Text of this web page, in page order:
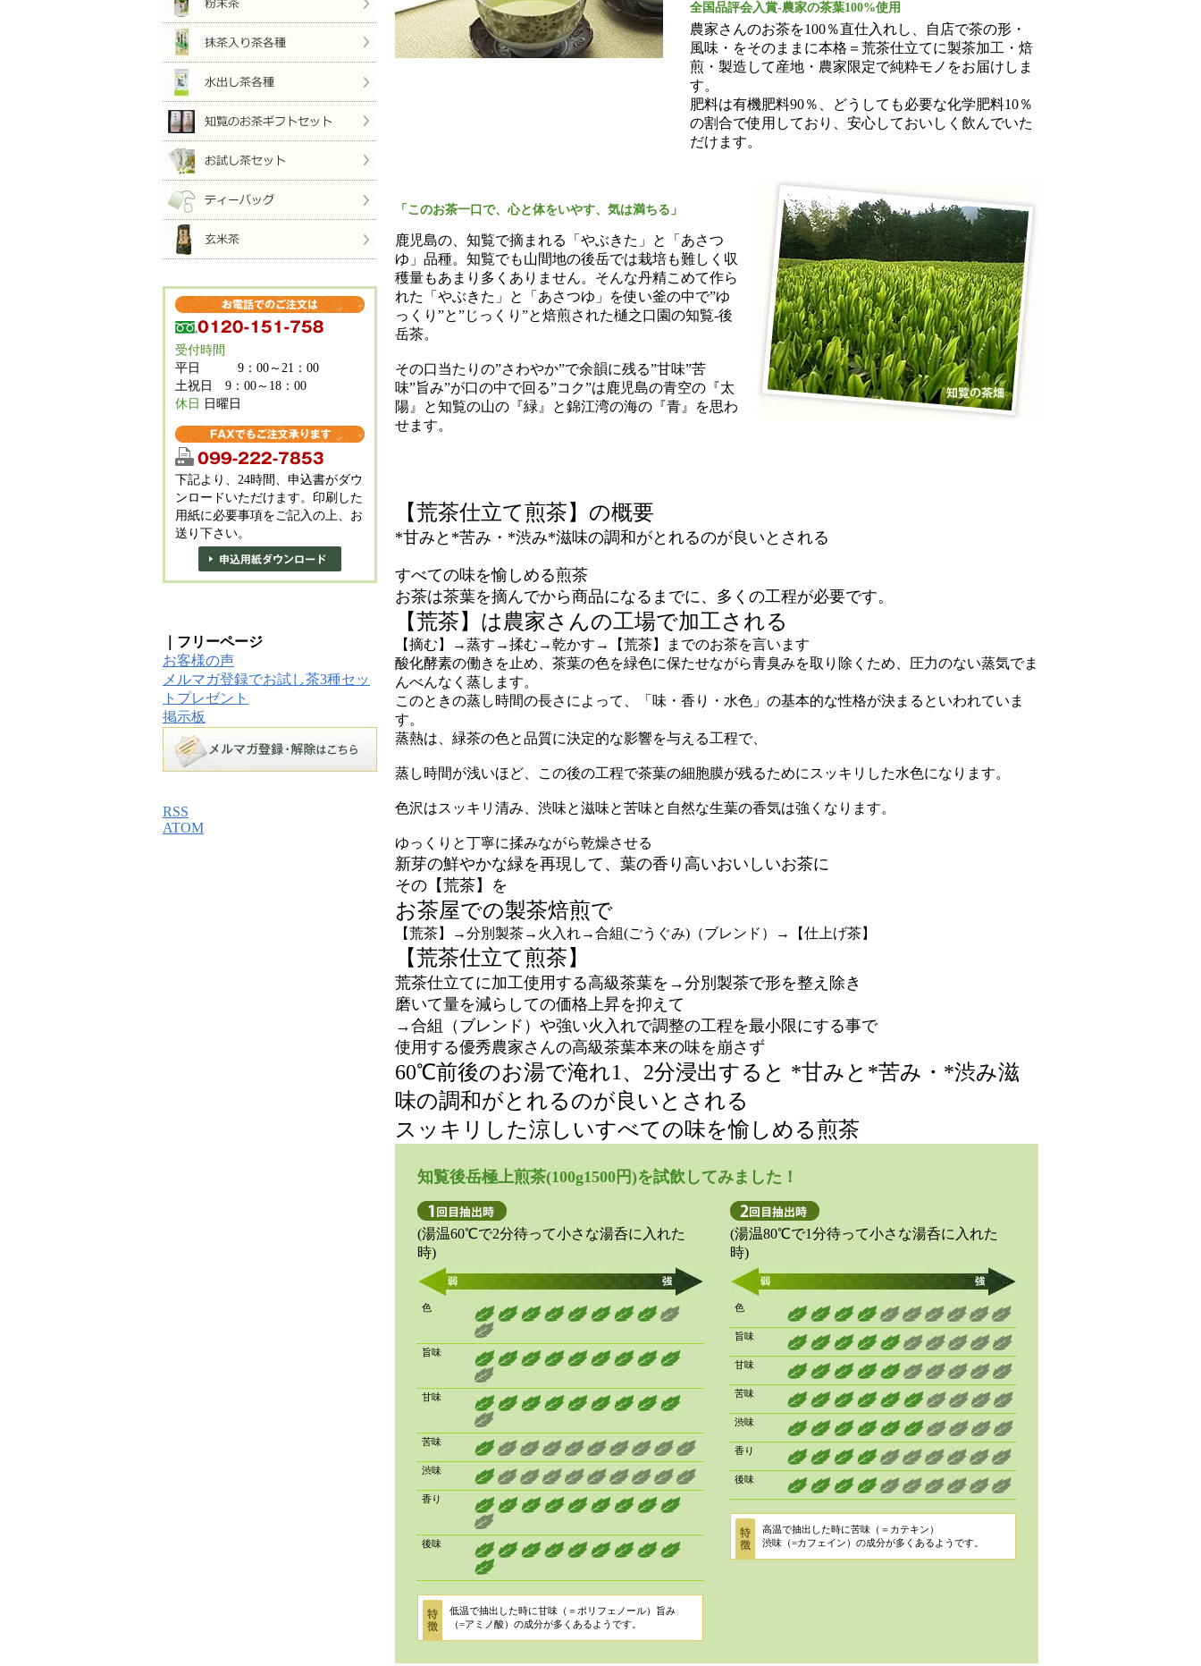
受付時間
平日 9：00～21：00
土祝日 9：00～18：00
休日 日曜日
下記より、24時間、申込書がダウ
ンロードいただけます。印刷した
用紙に必要事項をご記入の上、お
送り下さい。
｜フリーページ
お客様の声
メルマガ登録でお試し茶3種セッ
トプレゼント
掲示板
RSS
ATOM
全国品評会入賞-農家の茶葉100%使用
農家さんのお茶を100％直仕入れし、自店で茶の形・
風味・をそのままに本格＝荒茶仕立てに製茶加工・焙
煎・製造して産地・農家限定で純粋モノをお届けしま
す。
肥料は有機肥料90％、どうしても必要な化学肥料10％
の割合で使用しており、安心しておいしく飲んでいた
だけます。
「このお茶一口で、心と体をいやす、気は満ちる」
鹿児島の、知覧で摘まれる「やぶきた」と「あさつ
ゆ」品種。知覧でも山間地の後岳では栽培も難しく収
穫量もあまり多くありません。そんな丹精こめて作ら
れた「やぶきた」と「あさつゆ」を使い釜の中で”ゆ
っくり”と”じっくり”と焙煎された樋之口園の知覧-後
岳茶。
その口当たりの”さわやか”で余韻に残る”甘味”苦
味”旨み”が口の中で回る”コク”は鹿児島の青空の『太
陽』と知覧の山の『緑』と錦江湾の海の『青』を思わ
せます。
【荒茶仕立て煎茶】の概要
*甘みと*苦み・*渋み*滋味の調和がとれるのが良いとされる
すべての味を愉しめる煎茶
お茶は茶葉を摘んでから商品になるまでに、多くの工程が必要です。
【荒茶】は農家さんの工場で加工される
【摘む】→蒸す→揉む→乾かす→【荒茶】までのお茶を言います
酸化酵素の働きを止め、茶葉の色を緑色に保たせながら青臭みを取り除くため、圧力のない蒸気でま
んべんなく蒸します。
このときの蒸し時間の長さによって、「味・香り・水色」の基本的な性格が決まるといわれていま
す。
蒸熱は、緑茶の色と品質に決定的な影響を与える工程で、
蒸し時間が浅いほど、この後の工程で茶葉の細胞膜が残るためにスッキリした水色になります。
色沢はスッキリ清み、渋味と滋味と苦味と自然な生葉の香気は強くなります。
ゆっくりと丁寧に揉みながら乾燥させる
新芽の鮮やかな緑を再現して、葉の香り高いおいしいお茶に
その【荒茶】を
お茶屋での製茶焙煎で
【荒茶】→分別製茶→火入れ→合組(ごうぐみ)（ブレンド）→【仕上げ茶】
【荒茶仕立て煎茶】
荒茶仕立てに加工使用する高級茶葉を→分別製茶で形を整え除き
磨いて量を減らしての価格上昇を抑えて
→合組（ブレンド）や強い火入れで調整の工程を最小限にする事で
使用する優秀農家さんの高級茶葉本来の味を崩さず
60℃前後のお湯で淹れ1、2分浸出すると *甘みと*苦み・*渋み滋
味の調和がとれるのが良いとされる
スッキリした涼しいすべての味を愉しめる煎茶
知覧後岳極上煎茶(100g1500円)を試飲してみました！
(湯温60℃で2分待って小さな湯呑に入れた
時)
色
旨味
甘味
苦味
渋味
香り
後味
低温で抽出した時に甘味（＝ポリフェノール）旨み
（=アミノ酸）の成分が多くあるようです。
(湯温80℃で1分待って小さな湯呑に入れた
時)
色
旨味
甘味
苦味
渋味
香り
後味
高温で抽出した時に苦味（＝カテキン）
渋味（=カフェイン）の成分が多くあるようです。